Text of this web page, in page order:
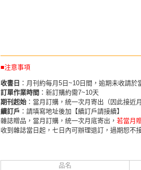
■注意事項
收書日 ：月刊約每月5日~10日間，逾期未收請
訂單作業時間 ：新訂購約需7~10天
期刊起始 ：當月訂購，統一次月寄出（因此接近
續訂戶 ：請填寫地址後加【續訂戶請接續】
雜誌贈品，當月訂購，統一次月底寄出， 若當月
收到雜誌當日起，七日內可辦理退訂，過期恕不
品名